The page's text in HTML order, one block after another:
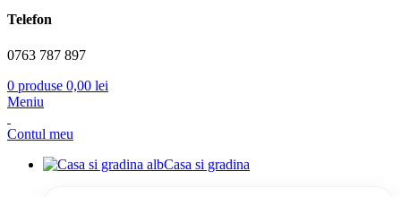
Telefon
0763 787 897
0 produse 0,00 lei
Meniu
Contul meu
Casa si gradina